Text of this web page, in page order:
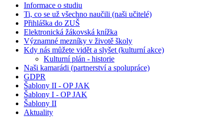
Informace o studiu
Ti, co se už všechno naučili (naši učitelé)
Přihláška do ZUŠ
Elektronická žákovská knížka
Významné mezníky v životě školy
Kdy nás můžete vidět a slyšet (kulturní akce)
Kulturní plán - historie
Naši kamarádi (partnerství a spolupráce)
GDPR
Šablony II - OP JAK
Šablony I - OP JAK
Šablony II
Aktuality